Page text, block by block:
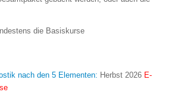
die Basiskurse
nach den 5 Elementen: Herbst 2026 E-